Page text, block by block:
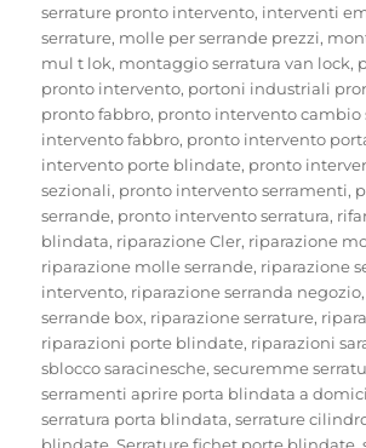
serrature pronto intervento, interventi
serrature, molle per serrande prezzi,
mul t lok, montaggio serratura van lock,
pronto intervento, portoni industriali
pronto fabbro, pronto intervento cambio
intervento fabbro, pronto intervento
intervento porte blindate, pronto
sezionali, pronto intervento serramenti,
serrande, pronto intervento serratura,
blindata, riparazione Cler, riparazione
riparazione molle serrande, riparazione
intervento, riparazione serranda negozio,
serrande box, riparazione serrature,
riparazioni porte blindate, riparazioni
sblocco saracinesche,securemme
serramenti aprire porta blindata a
serratura porta blindata,serrature